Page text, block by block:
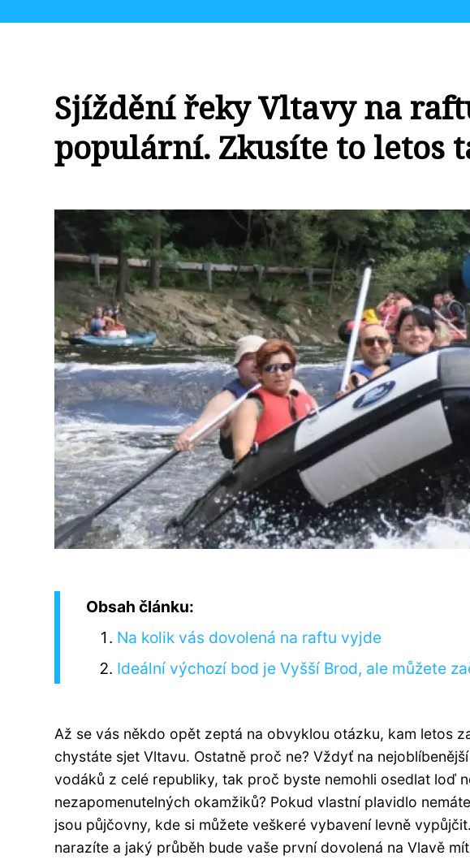
Sjíždění řeky Vltavy na
populární. Zkusíte to letos
Obsah článku:
Na kolik vás dovolená na raftu vyjde
Ideální výchozí bod je Vyšší Brod, ale můžete
Až se vás někdo opět zeptá na obvyklou otázku, kam letos
chystáte sjet Vltavu. Ostatně proč ne? Vždyť na
vodáků z celé republiky, tak proč byste nemohli osedlat loď
nezapomenutelných okamžiků? Pokud vlastní plavidlo
jsou půjčovny, kde si můžete veškeré vybavení levně
narazíte a jaký průběh bude vaše první dovolená na Vlavě